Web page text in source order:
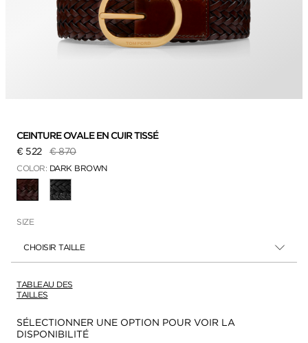
CEINTURE OVALE EN CUIR TISSÉ
€ 522
Prix réduit de
€ 870à
COLOR: DARK BROWN
SÉLECTIONNÉ
SIZE
CHOISIR TAILLE
TABLEAU DES
TAILLES
Disponibilité:
SÉLECTIONNER UNE OPTION POUR VOIR LA
DISPONIBILITÉ